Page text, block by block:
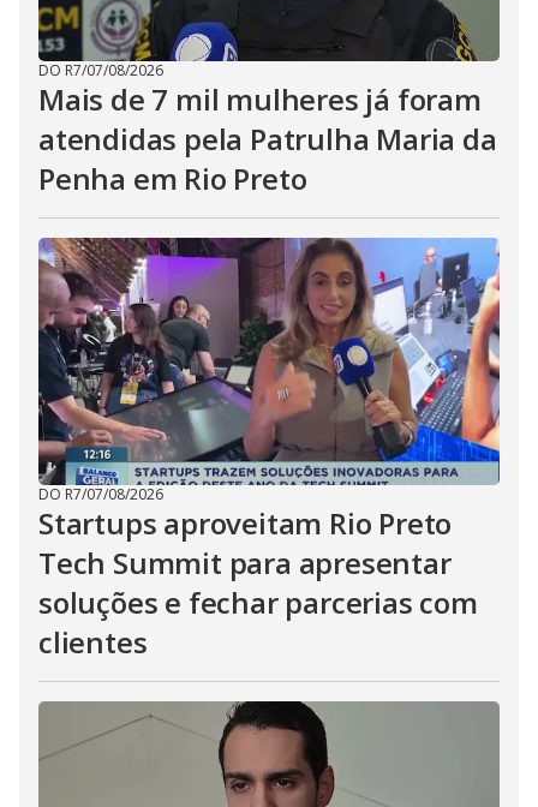
DO R7/07/08/2026
Mais de 7 mil mulheres já foram
atendidas pela Patrulha Maria da
Penha em Rio Preto
DO R7/07/08/2026
Startups aproveitam Rio Preto
Tech Summit para apresentar
soluções e fechar parcerias com
clientes